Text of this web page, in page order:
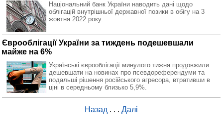
Національний банк України наводить дані щодо
облігацій внутрішньої державної позики в обігу на 3
жовтня 2022 року.
Єврооблігації України за тиждень подешевшали
майже на 6%
Українські єврооблігації минулого тижня продовжили
дешевшати на новинах про псевдореферендуми та
подальші рішення російського агресора, втративши в
ціні в середньому близько 5,9%.
Назад . . . Далі